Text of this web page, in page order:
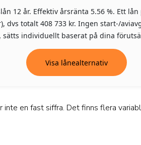
12 år. Effektiv årsränta 5.56 %. Ett
dvs totalt 408 733 kr. Ingen start-/
sätts individuellt baserat på dina
Visa lånealternativ
en fast siffra. Det finns flera